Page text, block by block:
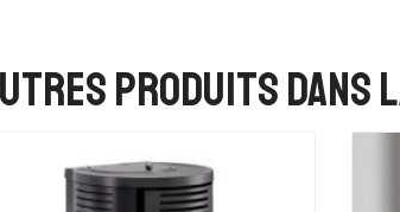
produits dans